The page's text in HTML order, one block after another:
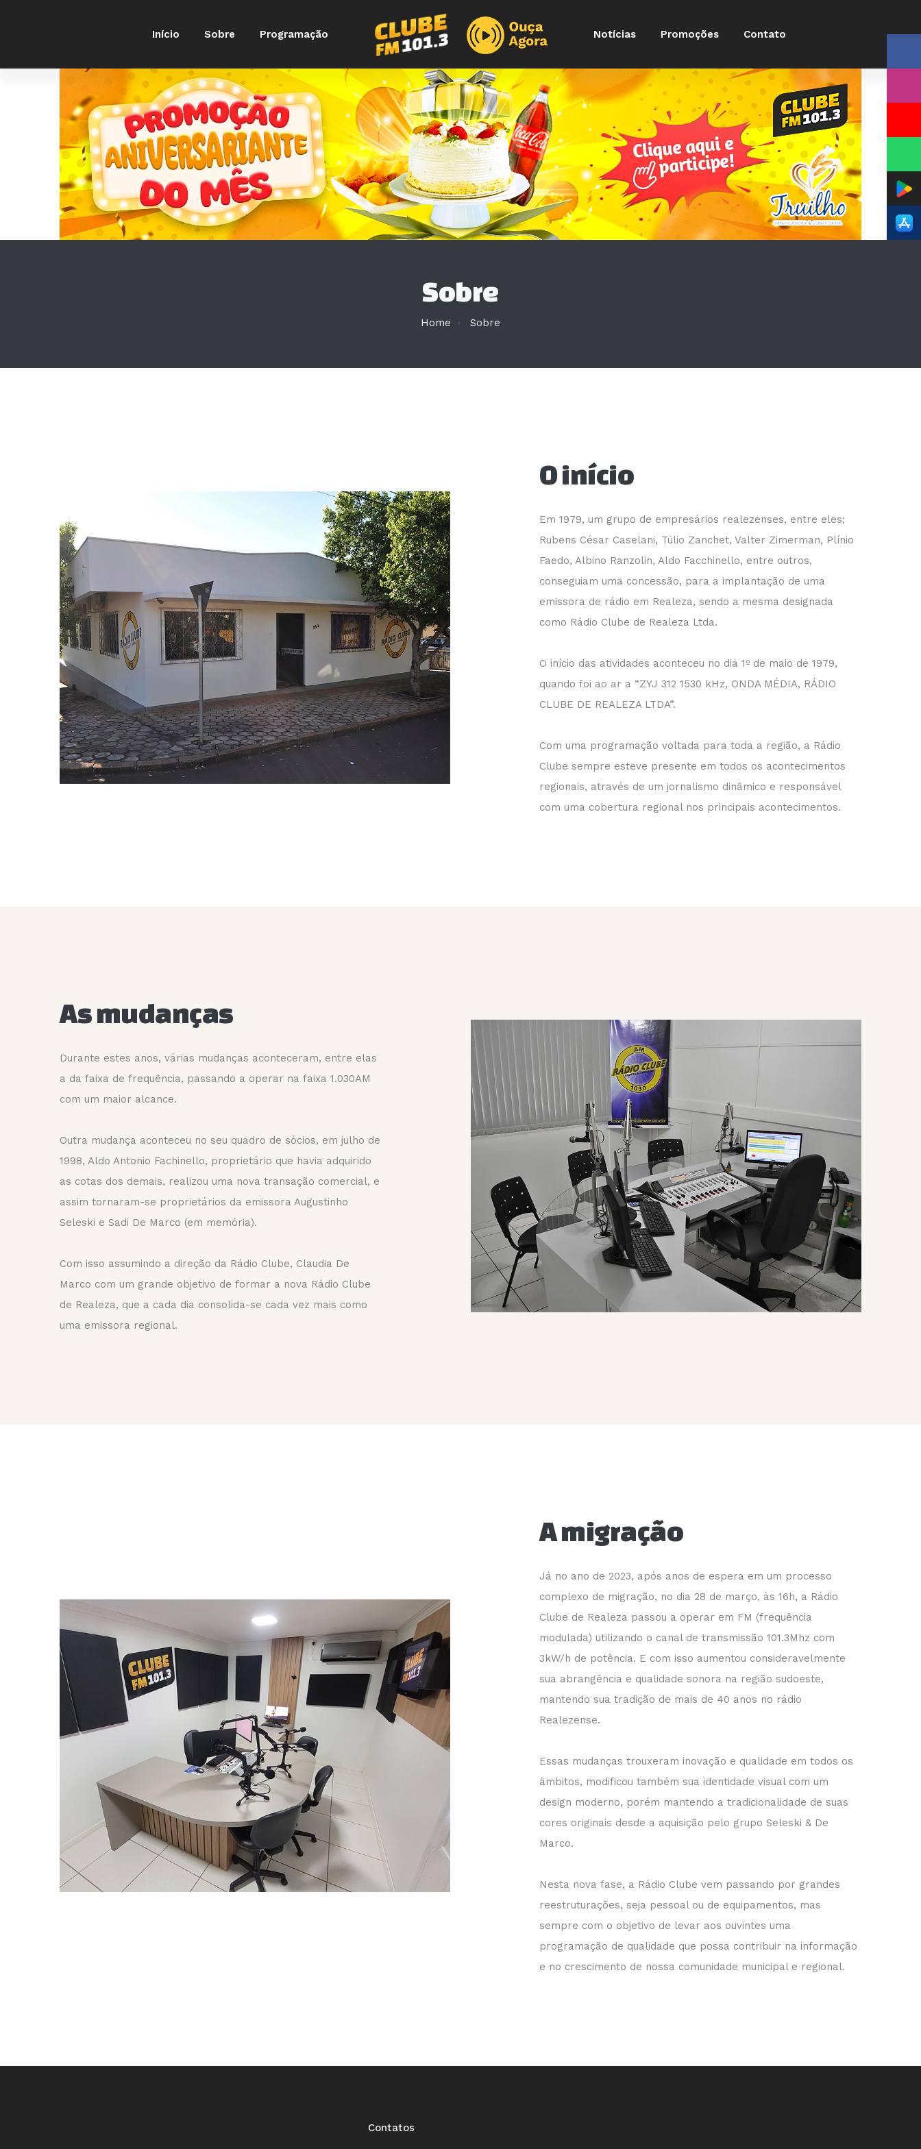
Início Sobre Programação Notícias Promoções Contato
Sobre
Home Sobre
O início
Em 1979, um grupo de empresários realezenses, entre eles;
Rubens César Caselani, Túlio Zanchet, Valter Zimerman, Plínio
Faedo, Albino Ranzolin, Aldo Facchinello, entre outros,
conseguiam uma concessão, para a implantação de uma
emissora de rádio em Realeza, sendo a mesma designada
como Rádio Clube de Realeza Ltda.
O início das atividades aconteceu no dia 1º de maio de 1979,
quando foi ao ar a “ZYJ 312 1530 kHz, ONDA MÉDIA, RÁDIO
CLUBE DE REALEZA LTDA”.
Com uma programação voltada para toda a região, a Rádio
Clube sempre esteve presente em todos os acontecimentos
regionais, através de um jornalismo dinâmico e responsável
com uma cobertura regional nos principais acontecimentos.
As mudanças
Durante estes anos, várias mudanças aconteceram, entre elas
a da faixa de frequência, passando a operar na faixa 1.030AM
com um maior alcance.
Outra mudança aconteceu no seu quadro de sócios, em julho de
1998, Aldo Antonio Fachinello, proprietário que havia adquirido
as cotas dos demais, realizou uma nova transação comercial, e
assim tornaram-se proprietários da emissora Augustinho
Seleski e Sadi De Marco (em memória).
Com isso assumindo a direção da Rádio Clube, Claudia De
Marco com um grande objetivo de formar a nova Rádio Clube
de Realeza, que a cada dia consolida-se cada vez mais como
uma emissora regional.
A migração
Já no ano de 2023, após anos de espera em um processo
complexo de migração, no dia 28 de março, às 16h, a Rádio
Clube de Realeza passou a operar em FM (frequência
modulada) utilizando o canal de transmissão 101.3Mhz com
3kW/h de potência. E com isso aumentou consideravelmente
sua abrangência e qualidade sonora na região sudoeste,
mantendo sua tradição de mais de 40 anos no rádio
Realezense.
Essas mudanças trouxeram inovação e qualidade em todos os
âmbitos, modificou também sua identidade visual com um
design moderno, porém mantendo a tradicionalidade de suas
cores originais desde a aquisição pelo grupo Seleski & De
Marco.
Nesta nova fase, a Rádio Clube vem passando por grandes
reestruturações, seja pessoal ou de equipamentos, mas
sempre com o objetivo de levar aos ouvintes uma
programação de qualidade que possa contribuir na informação
e no crescimento de nossa comunidade municipal e regional.
Contatos